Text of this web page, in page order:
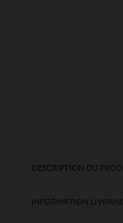
DESCRIPTION DU
INFORMATION